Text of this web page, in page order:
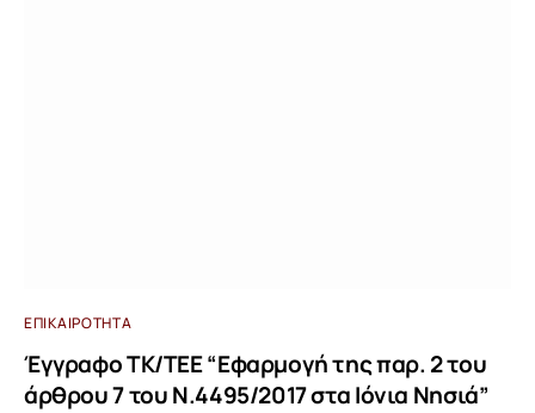
ΕΠΙΚΑΙΡΌΤΗΤΑ
Έγγραφο ΤΚ/ΤΕΕ “Εφαρμογή της παρ. 2 του
άρθρου 7 του Ν.4495/2017 στα Ιόνια Νησιά”